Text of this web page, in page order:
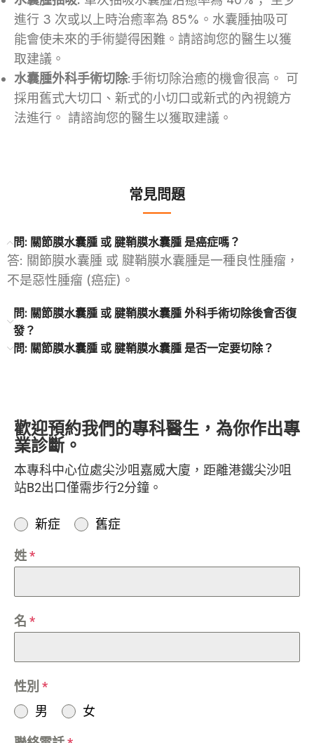
進行 3 次或以上時治癒率為 85%。水囊腫抽吸可
能會使未來的手術變得困難。請諮詢您的醫生以獲
取建議。
水囊腫外科手術切除:手術切除治癒的機會很高。 可
採用舊式大切口、新式的小切口或新式的內視鏡方
法進行。 請諮詢您的醫生以獲取建議。
常見問題
問: 關節膜水囊腫 或 腱鞘膜水囊腫 是癌症嗎？
答: 關節膜水囊腫 或 腱鞘膜水囊腫是一種良性腫瘤，
不是惡性腫瘤 (癌症)。
問: 關節膜水囊腫 或 腱鞘膜水囊腫 外科手術切除後會否復
發？
問: 關節膜水囊腫 或 腱鞘膜水囊腫 是否一定要切除？
歡迎預約我們的專科醫生，為你作出專
業診斷。
本專科中心位處尖沙咀嘉威大廈，距離港鐵尖沙咀
站B2出口僅需步行2分鐘。
新症 舊症
姓*
名 *
性別 *
男
女